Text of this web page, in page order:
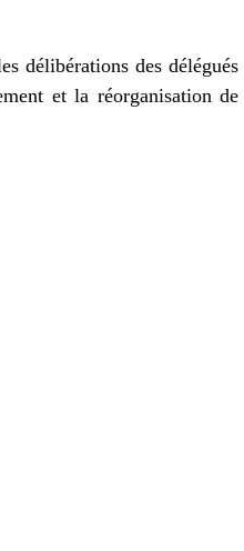
délibérations des délégués
et la réorganisation de